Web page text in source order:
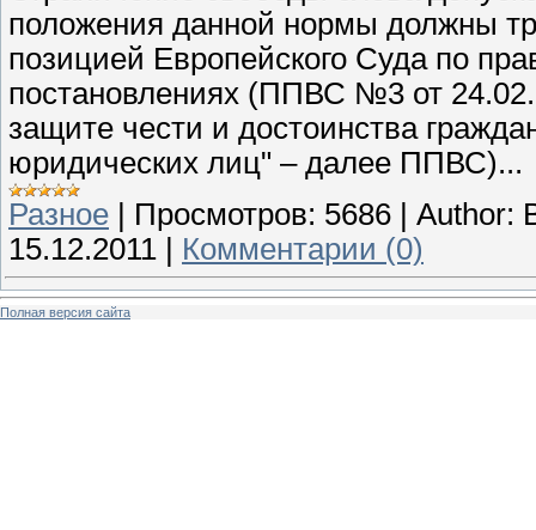
положения данной нормы должны
позицией Европейского Суда по
постановлениях (ППВС №3 от
защите чести и достоинства
юридических лиц" – далее ППВС)...
Разное
Просмотров: 5686 Author:
15.12.2011
Комментарии (0)
Полная версия сайта